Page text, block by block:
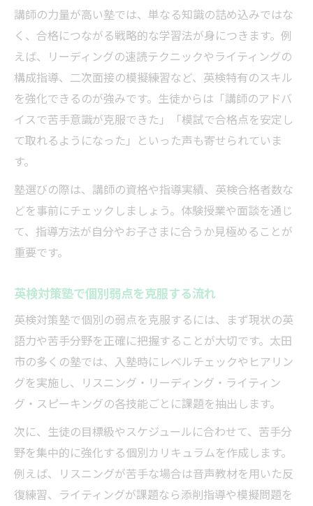
講師の力量が高い塾では、単なる知識の詰め込みではな
く、合格につながる戦略的な学習法が身につきます。例
えば、リーディングの速読テクニックやライティングの
構成指導、二次面接の模擬練習など、英検特有のスキル
を強化できるのが強みです。生徒からは「講師のアドバ
イスで苦手意識が克服できた」「模試で合格点を安定し
て取れるようになった」といった声も寄せられていま
す。
塾選びの際は、講師の資格や指導実績、英検合格者数な
どを事前にチェックしましょう。体験授業や面談を通じ
て、指導方法が自分やお子さまに合うか見極めることが
重要です。
英検対策塾で個別弱点を克服する流れ
英検対策塾で個別の弱点を克服するには、まず現状の英
語力や苦手分野を正確に把握することが大切です。太田
市の多くの塾では、入塾時にレベルチェックやヒアリン
グを実施し、リスニング・リーディング・ライティン
グ・スピーキングの各技能ごとに課題を抽出します。
次に、生徒の目標級やスケジュールに合わせて、苦手分
野を集中的に強化する個別カリキュラムを作成します。
例えば、リスニングが苦手な場合は音声教材を用いた反
復練習、ライティングが課題なら添削指導や模擬問題を